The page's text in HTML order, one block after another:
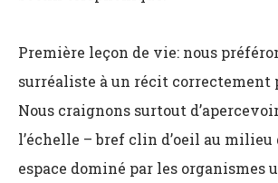
Première leçon de vie: nous
surréaliste à un récit correctement
Nous craignons surtout
l’échelle – bref clin d’oeil au milieu
espace dominé par les organismes